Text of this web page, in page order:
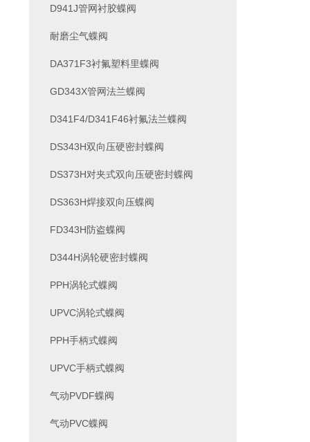
D941J管网衬胶蝶阀
耐磨尘气蝶阀
DA371F3衬氟塑料里蝶阀
GD343X管网法兰蝶阀
D341F4/D341F46衬氟法兰蝶阀
DS343H双向压硬密封蝶阀
DS373H对夹式双向压硬密封蝶阀
DS363H焊接双向压蝶阀
FD343H防盗蝶阀
D344H涡轮硬密封蝶阀
PPH涡轮式蝶阀
UPVC涡轮式蝶阀
PPH手柄式蝶阀
UPVC手柄式蝶阀
气动PVDF蝶阀
气动PVC蝶阀